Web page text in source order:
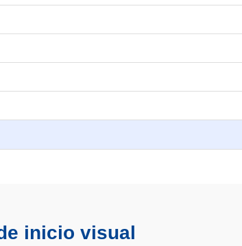
inicio visual